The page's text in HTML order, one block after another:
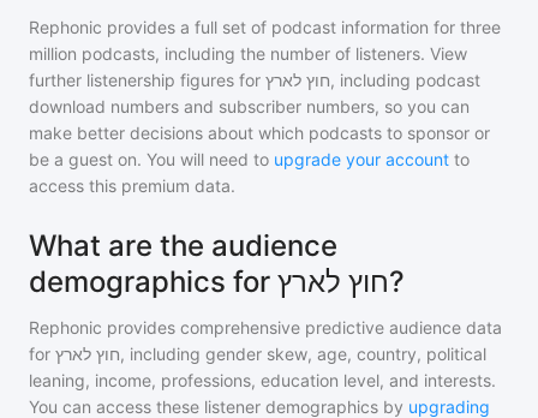
Rephonic provides a full set of podcast information for three
million podcasts, including the number of listeners. View
further listenership figures for חוץ לארץ, including podcast
download numbers and subscriber numbers, so you can
make better decisions about which podcasts to sponsor or
be a guest on. You will need to upgrade your account to
access this premium data.
What are the audience
demographics for חוץ לארץ?
Rephonic provides comprehensive predictive audience data
for חוץ לארץ, including gender skew, age, country, political
leaning, income, professions, education level, and interests.
You can access these listener demographics by upgrading